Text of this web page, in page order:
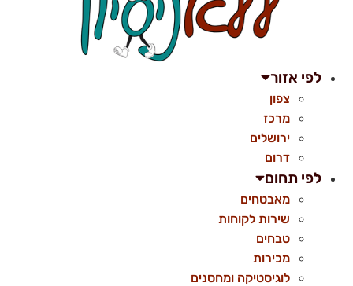
לפי אזור
צפון
מרכז
ירושלים
דרום
לפי תחום
מאבטחים
שירות לקוחות
טבחים
מכירות
לוגיסטיקה ומחסנים